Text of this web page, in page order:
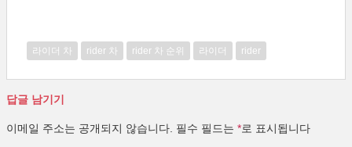
라이더 차 rider 차 rider 차 순위 라이더 rider
답글 남기기
이메일 주소는 공개되지 않습니다. 필수 필드는 *로 표시됩니다